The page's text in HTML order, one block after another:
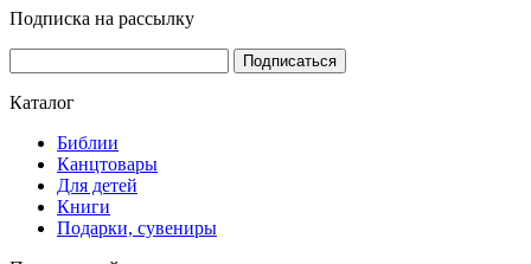
Подписка на рассылку
Каталог
Библии
Канцтовары
Для детей
Книги
Подарки, сувениры